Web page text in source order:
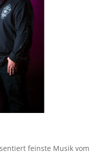
feinste Musik vom